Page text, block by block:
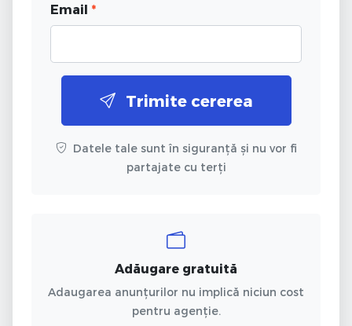
Email *
Trimite cererea
Datele tale sunt în siguranță și nu vor fi
partajate cu terți
Adăugare gratuită
Adaugarea anunțurilor nu implică niciun cost
pentru agenție.